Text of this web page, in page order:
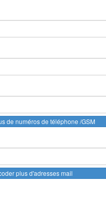
de numéros de téléphone /GSM
plus d'adresses mail